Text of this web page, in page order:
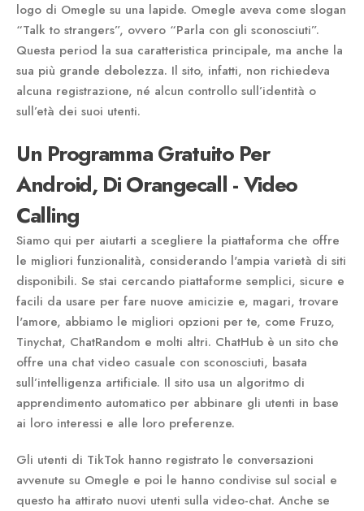
logo di Omegle su una lapide. Omegle aveva come slogan
“Talk to strangers”, ovvero “Parla con gli sconosciuti”.
Questa period la sua caratteristica principale, ma anche la
sua più grande debolezza. Il sito, infatti, non richiedeva
alcuna registrazione, né alcun controllo sull’identità o
sull’età dei suoi utenti.
Un Programma Gratuito Per
Android, Di Orangecall - Video
Calling
Siamo qui per aiutarti a scegliere la piattaforma che offre
le migliori funzionalità, considerando l'ampia varietà di siti
disponibili. Se stai cercando piattaforme semplici, sicure e
facili da usare per fare nuove amicizie e, magari, trovare
l'amore, abbiamo le migliori opzioni per te, come Fruzo,
Tinychat, ChatRandom e molti altri. ChatHub è un sito che
offre una chat video casuale con sconosciuti, basata
sull’intelligenza artificiale. Il sito usa un algoritmo di
apprendimento automatico per abbinare gli utenti in base
ai loro interessi e alle loro preferenze.
Gli utenti di TikTok hanno registrato le conversazioni
avvenute su Omegle e poi le hanno condivise sul social e
questo ha attirato nuovi utenti sulla video-chat. Anche se